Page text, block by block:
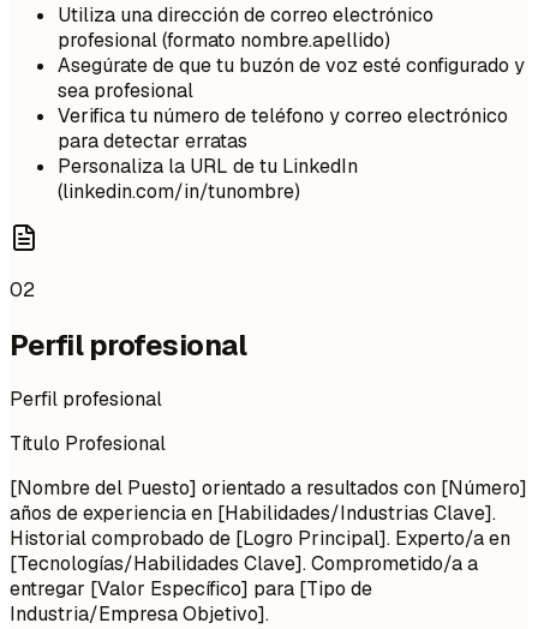
Utiliza una dirección de correo electrónico
profesional (formato nombre.apellido)
Asegúrate de que tu buzón de voz esté configurado y
sea profesional
Verifica tu número de teléfono y correo electrónico
para detectar erratas
Personaliza la URL de tu LinkedIn
(linkedin.com/in/tunombre)
02
Perfil profesional
Perfil profesional
Título Profesional
[Nombre del Puesto] orientado a resultados con [Número]
años de experiencia en [Habilidades/Industrias Clave].
Historial comprobado de [Logro Principal]. Experto/a en
[Tecnologías/Habilidades Clave]. Comprometido/a a
entregar [Valor Específico] para [Tipo de
Industria/Empresa Objetivo].